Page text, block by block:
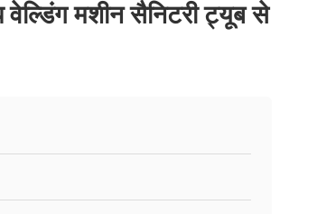
वेल्डिंग मशीन सैनिटरी ट्यूब से